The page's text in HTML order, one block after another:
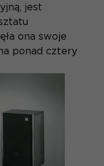
jest
ona swoje
ponad cztery